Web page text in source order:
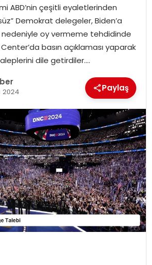
ABD’nin çeşitli eyaletlerinden
Demokrat delegeler, Biden’a
nedeniyle oy vermeme tehdidinde
basın açıklaması yaparak
dile getirdiler….
2024 Paylaş